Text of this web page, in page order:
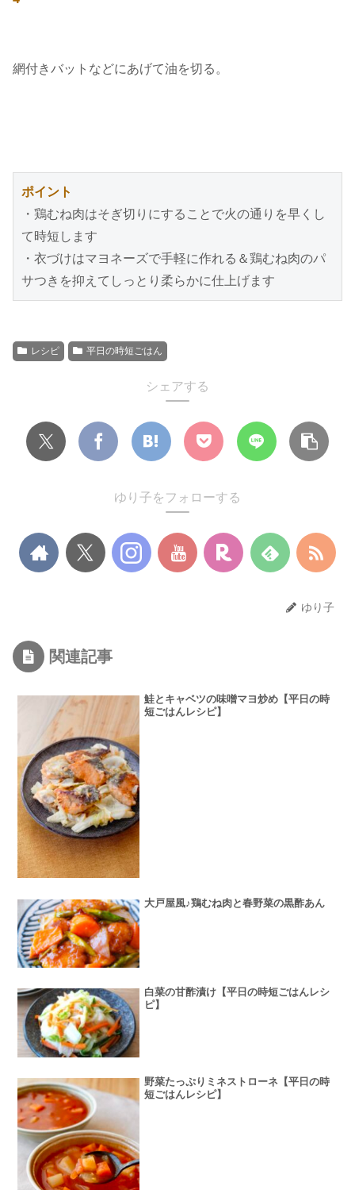
網付きバットなどにあげて油を切る。
ポイント
・鶏むね肉はそぎ切りにすることで火の通りを早くし
て時短します
・衣づけはマヨネーズで手軽に作れる＆鶏むね肉のパ
サつきを抑えてしっとり柔らかに仕上げます
レシピ 平日の時短ごはん
シェアする
ゆり子をフォローする
ゆり子
関連記事
鮭とキャベツの味噌マヨ炒め【平日の時
短ごはんレシピ】
大戸屋風♪鶏むね肉と春野菜の黒酢あん
白菜の甘酢漬け【平日の時短ごはんレシ
ピ】
野菜たっぷりミネストローネ【平日の時
短ごはんレシピ】